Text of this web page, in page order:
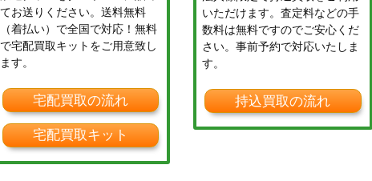
てお送りください。送料無料
（着払い）で全国で対応！無料
で宅配買取キットをご用意致し
ます。
宅配買取の流れ
宅配買取キット
いただけます。査定料などの手
数料は無料ですのでご安心くだ
さい。事前予約で対応いたしま
す。
持込買取の流れ